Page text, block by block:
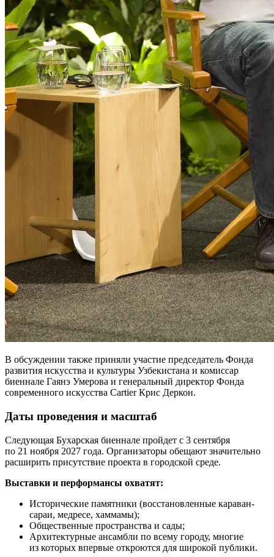
В обсуждении также приняли участие председатель Фонда
развития искусства и культуры Узбекистана и комиссар
биеннале Гаянэ Умерова и генеральный директор Фонда
современного искусства Cartier Крис Деркон.
Даты проведения и масштаб
Следующая Бухарская биеннале пройдет с 3 сентября
по 21 ноября 2027 года. Организаторы обещают значительно
расширить присутствие проекта в городской среде.
Выставки и перформансы охватят:
Исторические памятники (восстановленные караван-
сараи, медресе, хаммамы);
Общественные пространства и сады;
Архитектурные ансамбли по всему городу, многие
из которых впервые откроются для широкой публики.